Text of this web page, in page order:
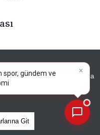
sitemizde
KVKK ve GDPR kapsamında
Metnimizi
Git
×
spor, gündem ve
gelişmelerini analiz